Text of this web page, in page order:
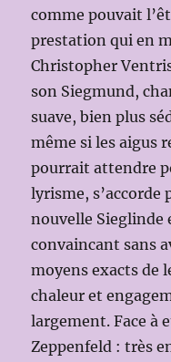
comme pouvait
prestation qui en
Christopher
son Siegmund,
suave, bien plus
même si les aigus
pourrait attendre
lyrisme,
nouvelle Sieglinde
convaincant sans
moyens exacts de
chaleur et
largement. Face à
Zeppenfeld : très